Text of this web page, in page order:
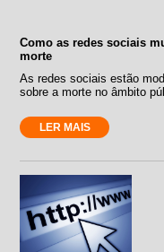
Como as redes sociais
morte
As redes sociais estão
sobre a morte no âmbito
LER MAIS